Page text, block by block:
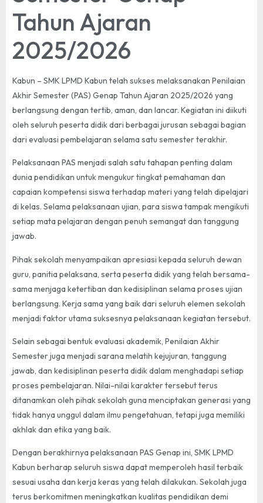
Tahun Ajaran
2025/2026
Kabun – SMK LPMD Kabun telah sukses melaksanakan Penilaian
Akhir Semester (PAS) Genap Tahun Ajaran 2025/2026 yang
berlangsung dengan tertib, aman, dan lancar. Kegiatan ini diikuti
oleh seluruh peserta didik dari berbagai jurusan sebagai bagian
dari evaluasi pembelajaran selama satu semester terakhir.
Pelaksanaan PAS menjadi salah satu tahapan penting dalam
dunia pendidikan untuk mengukur tingkat pemahaman dan
capaian kompetensi siswa terhadap materi yang telah dipelajari
di kelas. Selama pelaksanaan ujian, para siswa tampak mengikuti
setiap mata pelajaran dengan penuh semangat dan tanggung
jawab.
Pihak sekolah menyampaikan apresiasi kepada seluruh dewan
guru, panitia pelaksana, serta peserta didik yang telah bersama-
sama menjaga ketertiban dan kedisiplinan selama proses ujian
berlangsung. Kerja sama yang baik dari seluruh elemen sekolah
menjadi faktor utama suksesnya pelaksanaan kegiatan tersebut.
Selain sebagai bentuk evaluasi akademik, Penilaian Akhir
Semester juga menjadi sarana melatih kejujuran, tanggung
jawab, dan kedisiplinan peserta didik dalam menghadapi setiap
proses pembelajaran. Nilai-nilai karakter tersebut terus
ditanamkan oleh pihak sekolah guna menciptakan generasi yang
tidak hanya unggul dalam ilmu pengetahuan, tetapi juga memiliki
akhlak dan etika yang baik.
Dengan berakhirnya pelaksanaan PAS Genap ini, SMK LPMD
Kabun berharap seluruh siswa dapat memperoleh hasil terbaik
sesuai usaha dan kerja keras yang telah dilakukan. Sekolah juga
terus berkomitmen meningkatkan kualitas pendidikan demi